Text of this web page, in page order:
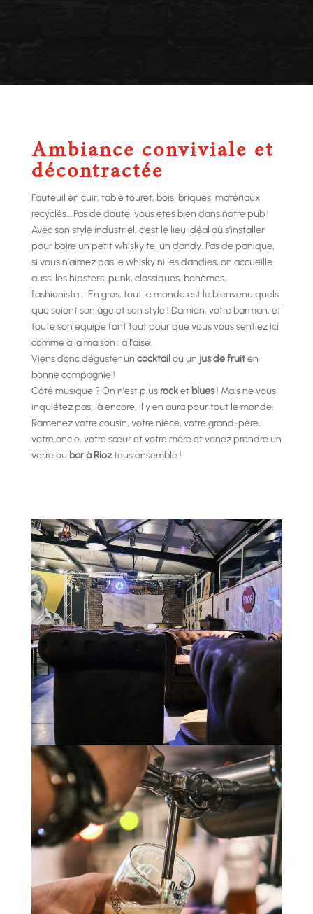
Ambiance conviviale et
décontractée
Fauteuil en cuir, table touret, bois, briques, matériaux
recyclés… Pas de doute, vous êtes bien dans notre pub !
Avec son style industriel, c’est le lieu idéal où s’installer
pour boire un petit whisky tel un dandy. Pas de panique,
si vous n’aimez pas le whisky ni les dandies, on accueille
aussi les hipsters, punk, classiques, bohèmes,
fashionista…. En gros, tout le monde est le bienvenu quels
que soient son âge et son style ! Damien, votre barman, et
toute son équipe font tout pour que vous vous sentiez ici
comme à la maison : à l’aise.
Viens donc déguster un cocktail ou un jus de fruiten
bonne compagnie !
Côté musique ? On n’est plusrocket blues! Mais ne vous
inquiétez pas, là encore, il y en aura pour tout le monde.
Ramenez votre cousin, votre nièce, votre grand-père,
votre oncle, votre sœur et votre mère et venez prendre un
verre au bar à Rioztous ensemble !